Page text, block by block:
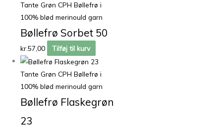
Tante Grøn CPH Bøllefrø i
100% blød merinould garn
Bøllefrø Sorbet 50
kr.57,00 Tilføj til kurv
Tante Grøn CPH Bøllefrø i
100% blød merinould garn
Bøllefrø Flaskegrøn
23